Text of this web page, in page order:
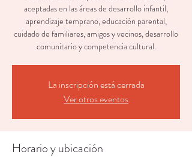
aceptadas en las áreas de desarrollo infantil,
aprendizaje temprano, educación parental,
cuidado de familiares, amigos y vecinos, desarrollo
comunitario y competencia cultural.
La inscripción está cerrada
Ver otros eventos
Horario y ubicación